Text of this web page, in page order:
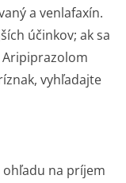
a venlafaxín.
účinkov; ak sa
vyhľadajte
na príjem